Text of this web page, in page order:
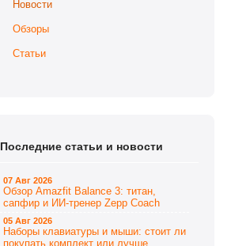
Новости
Обзоры
Статьи
Последние статьи и новости
07 Авг 2026
Обзор Amazfit Balance 3: титан,
сапфир и ИИ-тренер Zepp Coach
05 Авг 2026
Наборы клавиатуры и мыши: стоит ли
покупать комплект или лучше